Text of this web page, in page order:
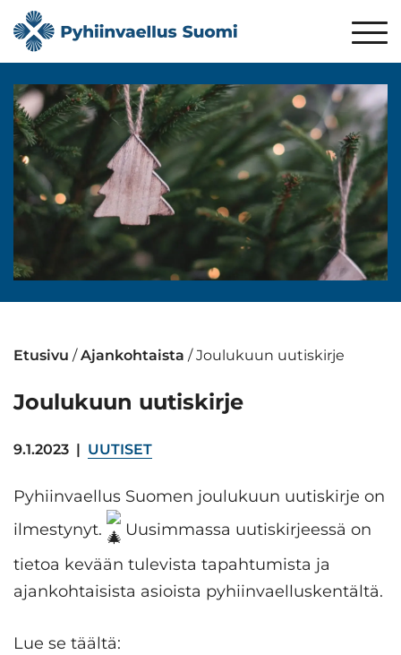
Etusivu /Ajankohtaista /Joulukuun uutiskirje
Joulukuun uutiskirje
9.1.2023 | UUTISET
Pyhiinvaellus Suomen joulukuun uutiskirje on
ilmestynyt.
Uusimmassa uutiskirjeessä on
tietoa kevään tulevista tapahtumista ja
ajankohtaisista asioista pyhiinvaelluskentältä.
Lue se täältä: